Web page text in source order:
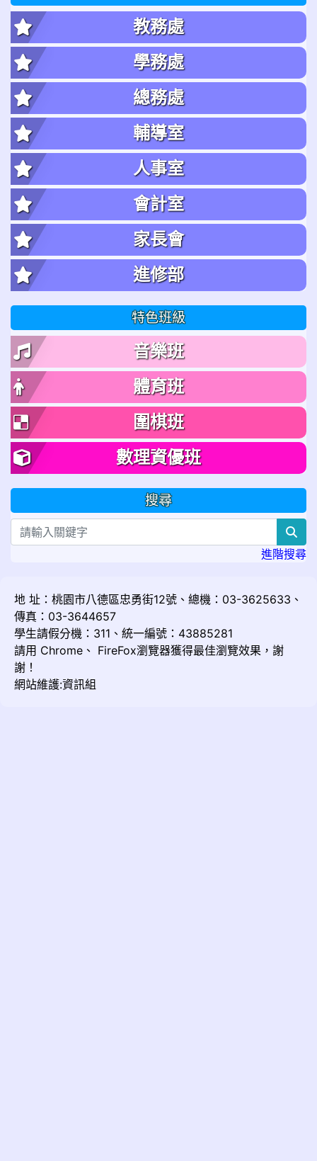
教務處
學務處
總務處
輔導室
人事室
會計室
家長會
進修部
特色班級
音樂班
體育班
圍棋班
數理資優班
搜尋
進階搜尋
地 址：桃園市八德區忠勇街12號、總機：03-3625633、
傳真：03-3644657
學生請假分機：311、統一編號：43885281
請用 Chrome 、 FireFox瀏覽器獲得最佳瀏覽效果，謝
謝！
網站維護:資訊組